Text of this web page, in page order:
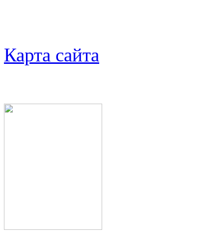
Карта сайта